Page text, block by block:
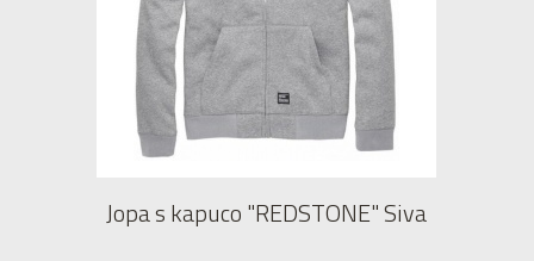
Jopa s kapuco "REDSTONE" Siva